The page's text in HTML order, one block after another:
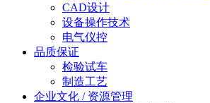
CAD设计
设备操作技术
电气仪控
品质保证
检验试车
制造工艺
企业文化 / 资源管理